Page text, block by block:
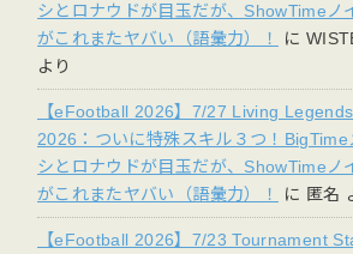
シとロナウドが目玉だが、ShowTimeノ
がこれまたヤバい（語彙力）！
に
より
【eFootball 2026】7/27 Living Legends
2026：ついに特殊スキル３つ！BigTime
シとロナウドが目玉だが、ShowTimeノ
がこれまたヤバい（語彙力）！
に 匿名
【eFootball 2026】7/23 Tournament